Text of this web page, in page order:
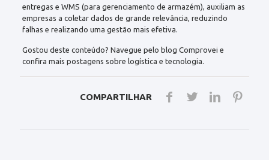
entregas e WMS (para gerenciamento de armazém), auxiliam as
empresas a coletar dados de grande relevância, reduzindo
falhas e realizando uma gestão mais efetiva.
Gostou deste conteúdo? Navegue pelo blog Comprovei e
confira mais postagens sobre logística e tecnologia.
COMPARTILHAR